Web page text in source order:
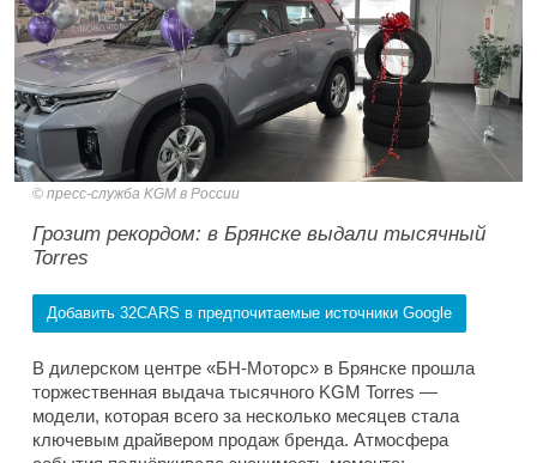
пресс-служба KGM в России
Грозит рекордом: в Брянске выдали тысячный
Torres
Добавить 32CARS в предпочитаемые источники Google
В дилерском центре «БН-Моторс» в Брянске прошла
торжественная выдача тысячного KGM Torres —
модели, которая всего за несколько месяцев стала
ключевым драйвером продаж бренда. Атмосфера